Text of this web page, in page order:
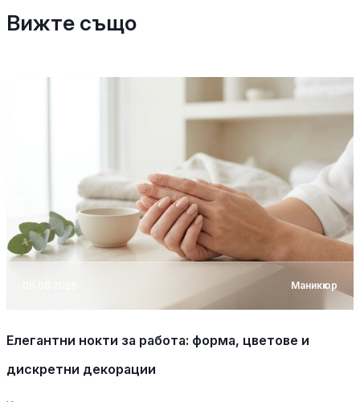
Вижте също
Маникюр
Елегантни нокти за работа: форма, цветове и
дискретни декорации